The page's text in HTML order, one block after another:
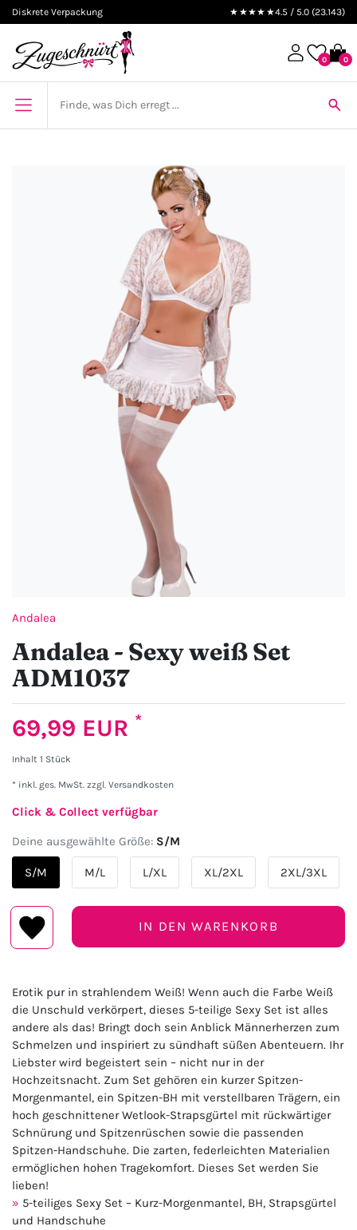
Diskrete Verpackung ★★★★★4.5 / 5.0 (23.143)
0 0
Andalea
Andalea - Sexy weiß Set
ADM1037
69,99 EUR *
Inhalt 1 Stück
* inkl. ges. MwSt. zzgl. Versandkosten
Click & Collect verfügbar
Deine ausgewählte Größe: S/M
S/M M/L L/XL XL/2XL 2XL/3XL
IN DEN WARENKORB
Erotik pur in strahlendem Weiß! Wenn auch die Farbe Weiß
die Unschuld verkörpert, dieses 5-teilige Sexy Set ist alles
andere als das! Bringt doch sein Anblick Männerherzen zum
Schmelzen und inspiriert zu sündhaft süßen Abenteuern. Ihr
Liebster wird begeistert sein – nicht nur in der
Hochzeitsnacht. Zum Set gehören ein kurzer Spitzen-
Morgenmantel, ein Spitzen-BH mit verstellbaren Trägern, ein
hoch geschnittener Wetlook-Strapsgürtel mit rückwärtiger
Schnürung und Spitzenrüschen sowie die passenden
Spitzen-Handschuhe. Die zarten, federleichten Materialien
ermöglichen hohen Tragekomfort. Dieses Set werden Sie
lieben!
5-teiliges Sexy Set – Kurz-Morgenmantel, BH, Strapsgürtel
und Handschuhe